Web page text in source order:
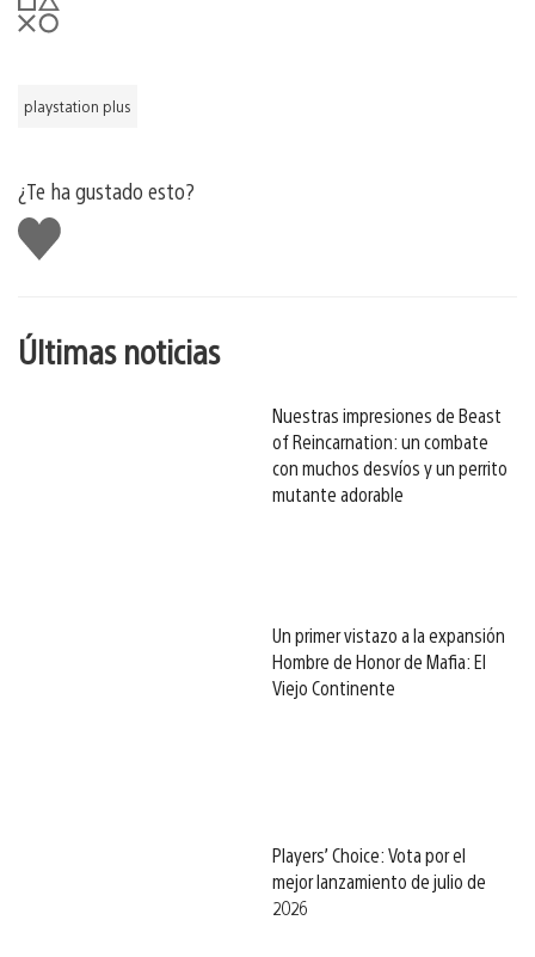
playstation plus
¿Te ha gustado esto?
Me
gusta
esto
Últimas noticias
Nuestras impresiones de Beast
of Reincarnation: un combate
con muchos desvíos y un perrito
mutante adorable
Un primer vistazo a la expansión
Hombre de Honor de Mafia: El
Viejo Continente
Players’ Choice: Vota por el
mejor lanzamiento de julio de
2026